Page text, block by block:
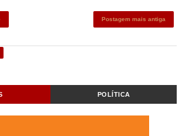
Postagem mais antiga
POLÍTICA